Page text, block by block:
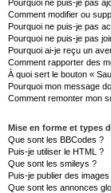
Pourquoi ne puis-je pas
Comment modifier ou
Pourquoi ne puis-je pas
Pourquoi ne puis-je pas
Pourquoi ai-je reçu un
Comment rapporter des
À quoi sert le bouton «
Pourquoi mon message
Comment remonter mon
Mise en forme et types
Que sont les BBCodes ?
Puis-je utiliser le HTML ?
Que sont les smileys ?
Puis-je publier des images
Que sont les annonces